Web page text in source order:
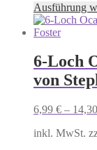
Ausführung
6-Loch
von
6,99 € – 14,30
inkl. MwSt.